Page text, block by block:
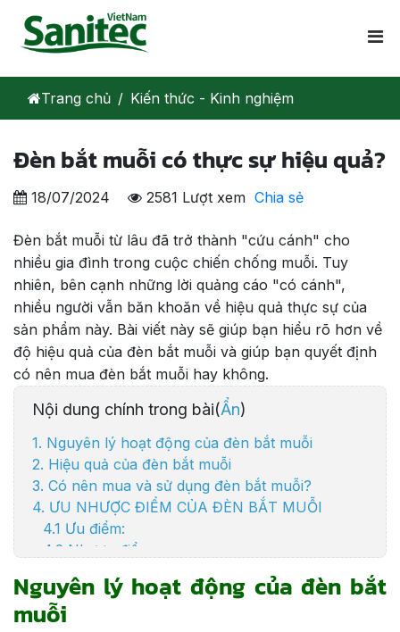
Trang chủ Kiến thức - Kinh nghiệm
Đèn bắt muỗi có thực sự hiệu quả?
18/07/2024 2581 Lượt xem Chia sẻ
Đèn bắt muỗi từ lâu đã trở thành "cứu cánh" cho
nhiều gia đình trong cuộc chiến chống muỗi. Tuy
nhiên, bên cạnh những lời quảng cáo "có cánh",
nhiều người vẫn băn khoăn về hiệu quả thực sự của
sản phẩm này. Bài viết này sẽ giúp bạn hiểu rõ hơn về
độ hiệu quả của đèn bắt muỗi và giúp bạn quyết định
có nên mua đèn bắt muỗi hay không.
Nội dung chính trong bài(Ẩn)
1. Nguyên lý hoạt động của đèn bắt muỗi
2. Hiệu quả của đèn bắt muỗi
3. Có nên mua và sử dụng đèn bắt muỗi?
4. ƯU NHƯỢC ĐIỂM CỦA ĐÈN BẮT MUỖI
4.1 Ưu điểm:
4.2 Nhược điểm:
6. Kết luận
Nguyên lý hoạt động của đèn bắt
muỗi